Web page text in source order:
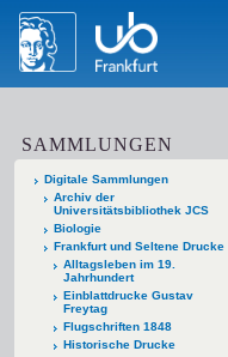
SAMMLUNGEN
Digitale Sammlungen
Archiv der
Universitätsbibliothek JCS
Biologie
Frankfurt und Seltene Drucke
Alltagsleben im 19.
Jahrhundert
Einblattdrucke Gustav
Freytag
Flugschriften 1848
Historische Drucke